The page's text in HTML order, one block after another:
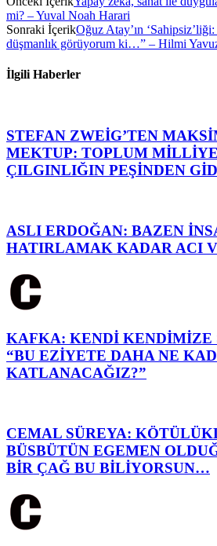
mi? – Yuval Noah Harari
Sonraki İçerikOğuz Atay’ın
düşmanlık görüyorum ki…” – Hilmi
İlgili Haberler
STEFAN ZWEİG’TEN
MEKTUP: TOPLUM
ÇILGINLIĞIN PEŞİNDEN
ASLI ERDOĞAN: BAZEN
HATIRLAMAK KADAR ACI
KAFKA: KENDİ KENDİMİZE
“BU EZİYETE DAHA NE
KATLANACAĞIZ?”
CEMAL SÜREYA:
BÜSBÜTÜN EGEMEN
BİR ÇAĞ BU BİLİYORSUN…